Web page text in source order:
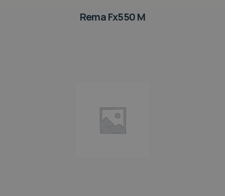
Rema Fx550 M